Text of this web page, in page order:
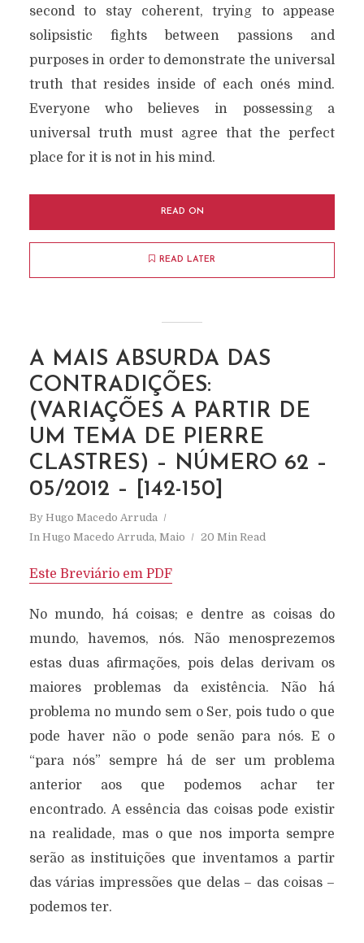
second to stay coherent, trying to appease
solipsistic fights between passions and
purposes in order to demonstrate the universal
truth that resides inside of each one´s mind.
Everyone who believes in possessing a
universal truth must agree that the perfect
place for it is not in his mind.
READ ON
READ LATER
A MAIS ABSURDA DAS
CONTRADIÇÕES:
(VARIAÇÕES A PARTIR DE
UM TEMA DE PIERRE
CLASTRES) – NÚMERO 62 –
05/2012 – [142-150]
By Hugo Macedo Arruda
In Hugo Macedo Arruda, Maio 20 Min Read
Este Breviário em PDF
No mundo, há coisas; e dentre as coisas do
mundo, havemos, nós. Não menosprezemos
estas duas afirmações, pois delas derivam os
maiores problemas da existência. Não há
problema no mundo sem o Ser, pois tudo o que
pode haver não o pode senão para nós. E o
“para nós” sempre há de ser um problema
anterior aos que podemos achar ter
encontrado. A essência das coisas pode existir
na realidade, mas o que nos importa sempre
serão as instituições que inventamos a partir
das várias impressões que delas – das coisas –
podemos ter.